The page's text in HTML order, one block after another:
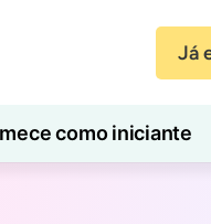
Já
como iniciante
Bem-Estar